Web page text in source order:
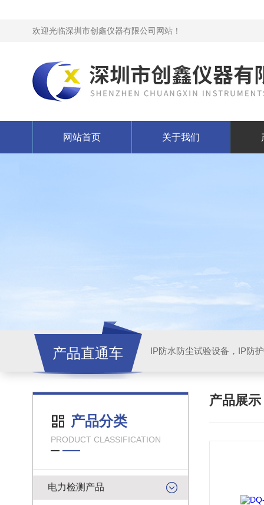
欢迎光临深圳市创鑫仪器有限公司网站！
网站首页 关于我们
产品直通车
产品分类
PRODUCT CLASSIFICATION
电力检测产品
产品展示